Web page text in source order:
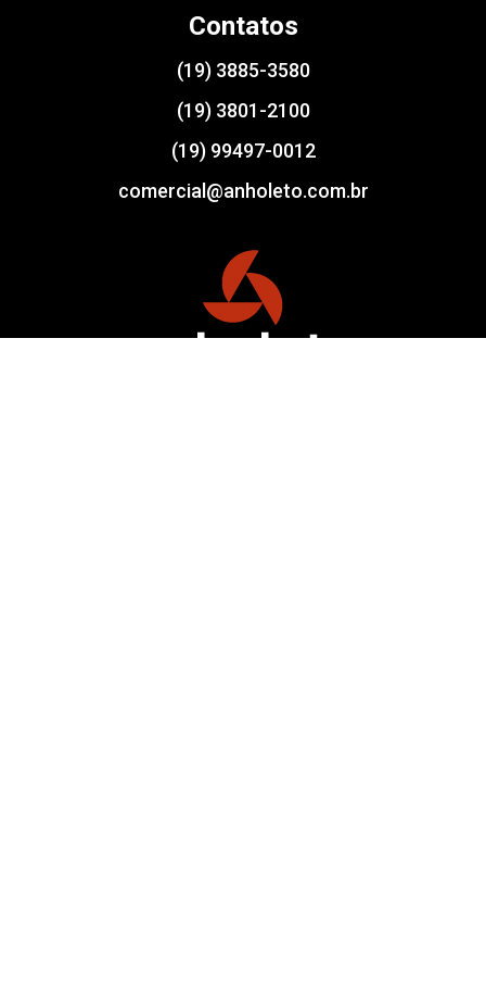
Contatos
(19) 3885-3580
(19) 3801-2100
(19) 99497-0012
comercial@anholeto.com.br